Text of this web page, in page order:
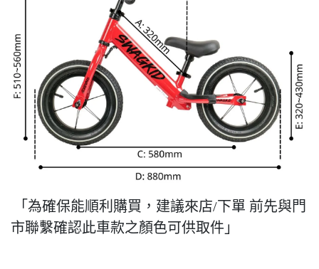
「為確保能順利購買，建議來店/下單 前先與門
市聯繫確認此車款之顏色可供取件」